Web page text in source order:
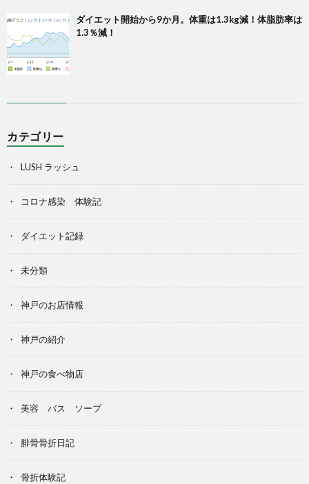
ダイエット開始から9か月。体重は1.3kg減！体脂肪率は
1.3％減！
カテゴリー
LUSH ラッシュ
コロナ感染 体験記
ダイエット記録
未分類
神戸のお店情報
神戸の紹介
神戸の食べ物店
美容 バス ソープ
腓骨骨折日記
骨折体験記